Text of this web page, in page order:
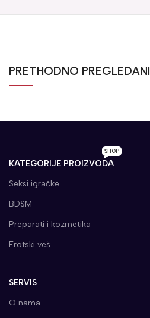
PRETHODNO PREGLEDANI
KATEGORIJE PROIZVODA
SHOP
Seksi igračke
BDSM
Preparati i kozmetika
Erotski veš
SERVIS
O nama